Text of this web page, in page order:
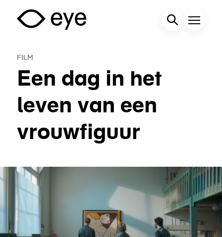
Overslaan
inhoud
gaan
ZoekveldMenu
Een dag in het
leven van een
vrouwfiguur
FILM